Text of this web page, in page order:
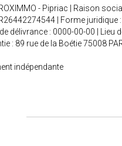
- Pipriac | Raison
| Forme juridique
délivrance : 0000-00-00 |
: 89 rue de la Boétie 75008
indépendante